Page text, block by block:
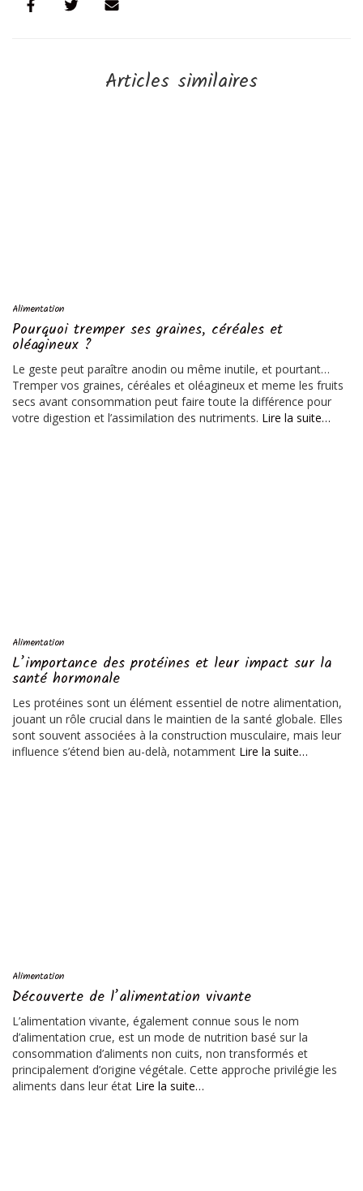
Articles similaires
Alimentation
Pourquoi tremper ses graines, céréales et
oléagineux ?
Le geste peut paraître anodin ou même inutile, et pourtant…
Tremper vos graines, céréales et oléagineux et meme les fruits
secs avant consommation peut faire toute la différence pour
votre digestion et l’assimilation des nutriments. Lire la suite…
Alimentation
L’importance des protéines et leur impact sur la
santé hormonale
Les protéines sont un élément essentiel de notre alimentation,
jouant un rôle crucial dans le maintien de la santé globale. Elles
sont souvent associées à la construction musculaire, mais leur
influence s’étend bien au-delà, notamment Lire la suite…
Alimentation
Découverte de l’alimentation vivante
L’alimentation vivante, également connue sous le nom
d’alimentation crue, est un mode de nutrition basé sur la
consommation d’aliments non cuits, non transformés et
principalement d’origine végétale. Cette approche privilégie les
aliments dans leur état Lire la suite…